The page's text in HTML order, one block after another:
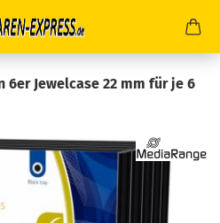
6er Jewelcase 22 mm für je 6